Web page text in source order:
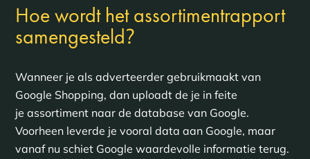
Hoe wordt het assortimentrapport
samengesteld?
Wanneer je als adverteerder gebruikmaakt van
Google Shopping, dan uploadt de je in feite
je assortiment naar de database van Google.
Voorheen leverde je vooral data aan Google, maar
vanaf nu schiet Google waardevolle informatie terug.